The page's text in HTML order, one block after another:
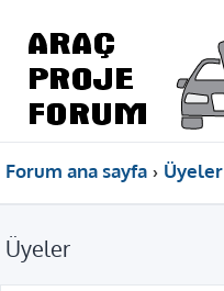
Forum ana sayfa Üyeler
Üyeler